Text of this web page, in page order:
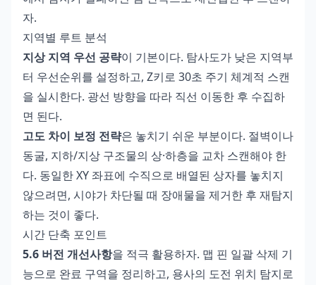
자.
지역별 루트 분석
지상 지역 우선 공략이 기본이다. 탐사도가 낮은 지역부
터 우선순위를 설정하고, Z키로 30초 주기 체계적 스캔
을 실시한다. 광선 방향을 따라 직선 이동한 후 수집하
면 된다.
고도 차이 보정 전략은 놓치기 쉬운 부분이다. 절벽이나
동굴, 지하/지상 구조물의 상·하층을 교차 스캔해야 한
다. 동일한 XY 좌표에 수직으로 배열된 상자를 놓치지
않으려면, 시야가 차단될 때 장애물을 제거한 후 재탐지
하는 것이 좋다.
시간 단축 포인트
5.6 버전 개선사항을 적극 활용하자. 맵 핀 일괄 삭제 기
능으로 완료 구역을 정리하고, 용사의 도전 위치 탐지로